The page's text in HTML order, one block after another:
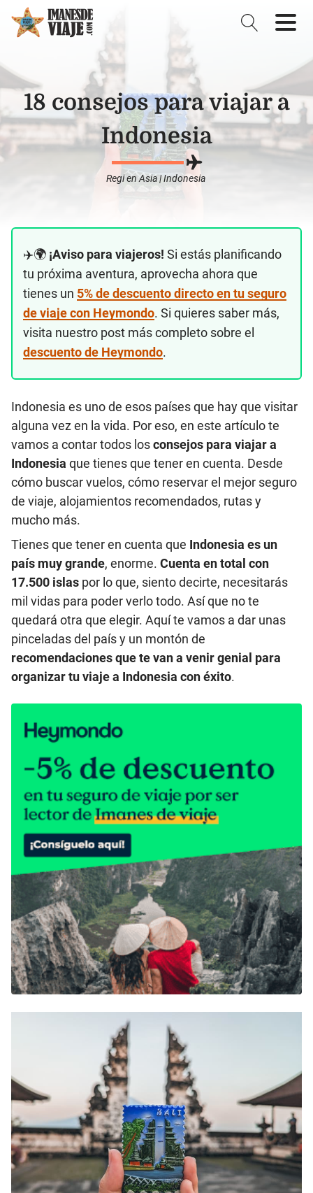
18 consejos para viajar a
Indonesia
Regien Asia|Indonesia
✈️🌍 ¡Aviso para viajeros! Si estás planificando
tu próxima aventura, aprovecha ahora que
tienes un 5% de descuento directo en tu seguro
de viaje con Heymondo. Si quieres saber más,
visita nuestro post más completo sobre el
descuento de Heymondo.
Indonesia es uno de esos países que hay que visitar
alguna vez en la vida. Por eso, en este artículo te
vamos a contar todos losconsejos para viajar a
Indonesia que tienes que tener en cuenta. Desde
cómo buscar vuelos, cómo reservar el mejor seguro
de viaje, alojamientos recomendados, rutas y
mucho más.
Tienes que tener en cuenta que Indonesia es un
país muy grande, enorme. Cuenta en total con
17.500 islas por lo que, siento decirte, necesitarás
mil vidas para poder verlo todo. Así que no te
quedará otra que elegir. Aquí te vamos a dar unas
pinceladas del país y un montón de
recomendaciones que te van a venir genial para
organizar tu viaje a Indonesia con éxito.